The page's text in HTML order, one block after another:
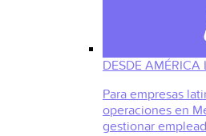
DESDE
Para empresas
operaciones en
gestionar